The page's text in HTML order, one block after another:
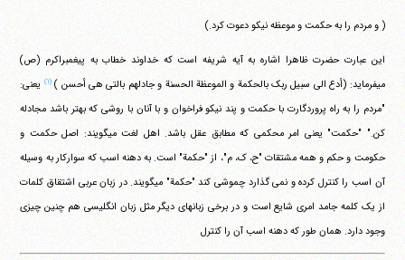
( و مردم را به حکمت و موعظه نیکو دعوت کرد.)
این عبارت حضرت ظاهرا اشاره به آیه شریفه است که خداوند خطاب به پیغمبراکرم (ص)
می‎فرماید:
(أدع الی سبیل ربک بالحکمة و الموعظة الحسنة و جادلهم بالتی هی أحسن )(۱)
یعنی:
"مردم را به راه پروردگارت با حکمت و پند نیکو فراخوان و با آنان با روشی که بهتر باشد مجادله
کن." "حکمت" یعنی امر محکمی که مطابق عقل باشد. اهل لغت می‎گویند: اصل حکمت و
حکومت و حکم و همه مشتقات "ح، ک، م"، از "حکمة" است. به دهنه اسب که سوارکار به وسیله
آن اسب را کنترل کرده و نمی گذارد چموشی کند "حکمة" می‎گویند. در زبان عربی اشتقاق کلمات
از یک کلمه جامد امری شایع است و در برخی زبانهای دیگر مثل زبان انگلیسی هم چنین چیزی
وجود دارد. همان طور که دهنه اسب آن را کنترل